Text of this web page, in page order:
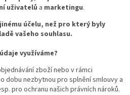
uživatelů a marketingu.
účelu, než pro který byly
vašeho souhlasu.
využíváme?
zboží nebo v rámci
dobu nezbytnou pro splnění smlouvy a
pro ochranu našich právních nároků.